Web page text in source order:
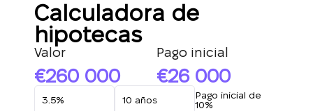
Calculadora de
hipotecas
Valor
260 000
Pago inicial
26 000
Pago inicial de
10%